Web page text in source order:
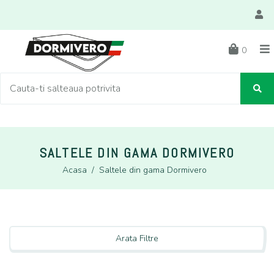
0
SALTELE DIN GAMA DORMIVERO
Acasa / Saltele din gama Dormivero
Arata Filtre